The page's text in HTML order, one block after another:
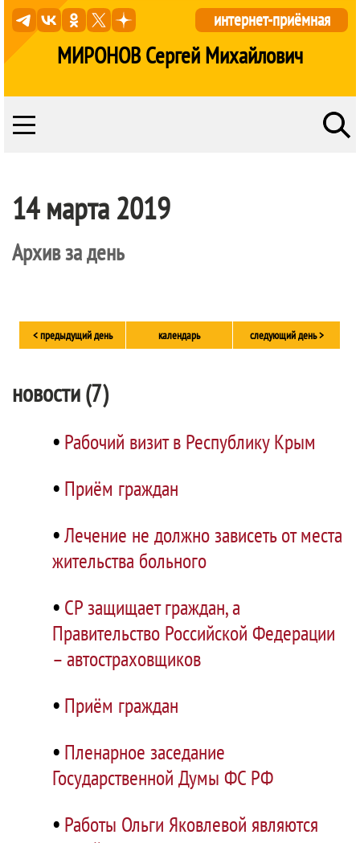
МИРОНОВ Сергей Михайлович
интернет-приёмная
14 марта 2019
Архив за день
< предыдущий день календарь следующий день >
новости (7)
• Рабочий визит в Республику Крым
• Приём граждан
•Лечение не должно зависеть от места
жительства больного
• СР защищает граждан, а
Правительство Российской Федерации
– автостраховщиков
• Приём граждан
• Пленарное заседание
Государственной Думы ФС РФ
• Работы Ольги Яковлевой являются